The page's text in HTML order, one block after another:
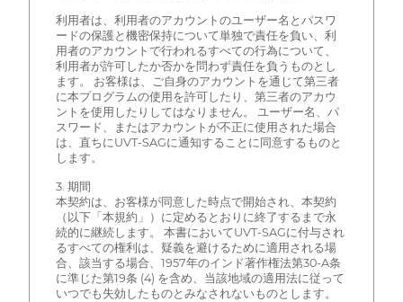
利用者は、利用者のアカウントのユーザー名とパスワ
ードの保護と機密保持について単独で責任を負い、利
用者のアカウントで行われるすべての行為について、
利用者が許可したか否かを問わず責任を負うものとし
ます。 お客様は、ご自身のアカウントを通じて第三者
に本プログラムの使用を許可したり、第三者のアカウ
ントを使用したりしてはなりません。 ユーザー名、パ
スワード、またはアカウントが不正に使用された場合
は、直ちにUVT-SAGに通知することに同意するものと
します。
3. 期間
本契約は、お客様が同意した時点で開始され、本契約
（以下「本規約」）に定めるとおりに終了するまで永
続的に継続します。 本書においてUVT-SAGに付与され
るすべての権利は、疑義を避けるために適用される場
合、該当する場合、1957年のインド著作権法第30-A条
に準じた第19条 (4) を含め、当該地域の適用法に従って
いつでも失効したものとみなされないものとします。